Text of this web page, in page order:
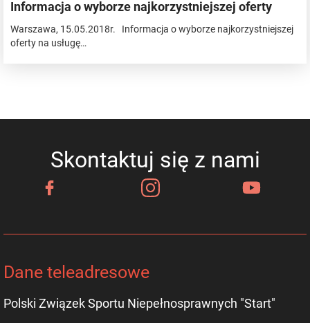
Informacja o wyborze najkorzystniejszej oferty
Warszawa, 15.05.2018r. Informacja o wyborze najkorzystniejszej
oferty na usługę…
Skontaktuj się z nami
Dane teleadresowe
Polski Związek Sportu Niepełnosprawnych "Start"